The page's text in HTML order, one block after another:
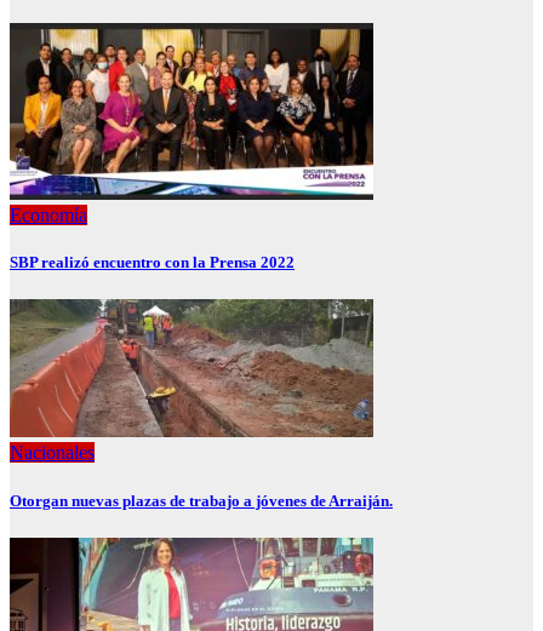
Economía
SBP realizó encuentro con la Prensa 2022
Nacionales
Otorgan nuevas plazas de trabajo a jóvenes de Arraiján.